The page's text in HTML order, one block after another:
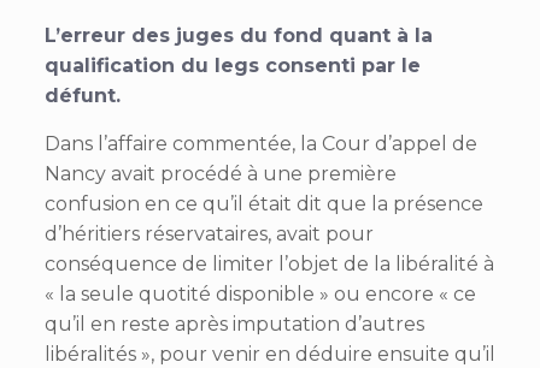
L’erreur des juges du fond quant à la
qualification du legs consenti par le
défunt.
Dans l’affaire commentée, la Cour d’appel de
Nancy avait procédé à une première
confusion en ce qu’il était dit que la présence
d’héritiers réservataires, avait pour
conséquence de limiter l’objet de la libéralité à
« la seule quotité disponible » ou encore « ce
qu’il en reste après imputation d’autres
libéralités », pour venir en déduire ensuite qu’il